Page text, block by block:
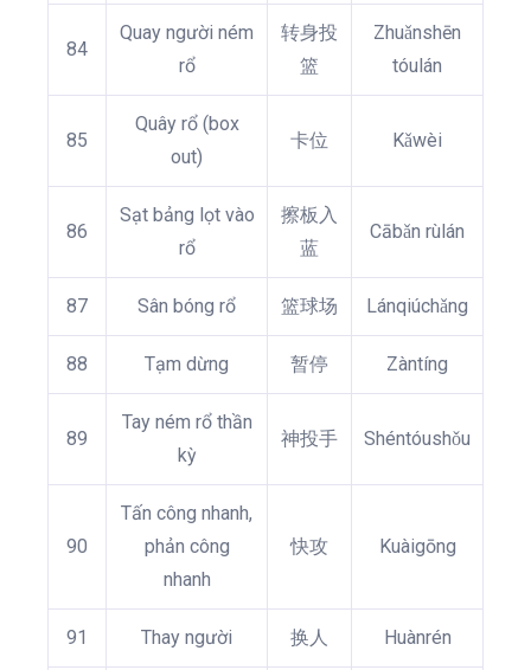
84
Quay người ném
rổ
转身投
篮
Zhuǎnshēn
tóulán
85
Quây rổ (box
out)
卡位 Kǎwèi
86
Sạt bảng lọt vào
rổ
擦板入
蓝
Cābǎn rùlán
87 Sân bóng rổ 篮球场 Lánqiúchǎng
88 Tạm dừng 暂停 Zàntíng
89
Tay ném rổ thần
kỳ
神投手 Shéntóushǒu
90
Tấn công nhanh,
phản công
nhanh
快攻 Kuàigōng
91 Thay người 换人 Huànrén